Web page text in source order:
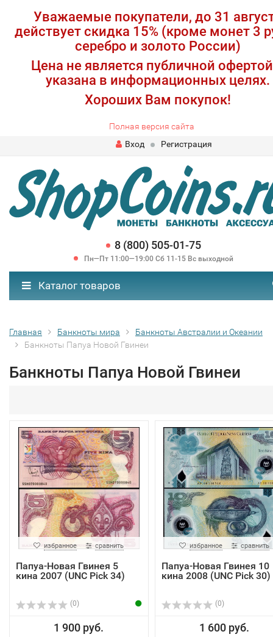
Уважаемые покупатели, до 31
действует скидка 15% (кроме монет 3
серебро и золото России)
Цена не является публичной
указана в информационных целях.
Хороших Вам покупок!
Полная версия сайта
Вход
Регистрация
8 (800) 505-01-75
Пн—Пт 11:00—19:00 Сб 11-15 Вс выходной
Каталог товаров
Главная Банкноты мира
Банкноты Австралии и Океании
Банкноты Папуа Новой Гвинеи
Банкноты Папуа Новой Гвинеи
избранное сравнить
Папуа-Новая Гвинея 5
кина 2007 (UNC Pick 34)
(0)
1 900 руб.
избранное сравнить
Папуа-Новая Гвинея 10
кина 2008 (UNC Pick 30)
(0)
1 600 руб.